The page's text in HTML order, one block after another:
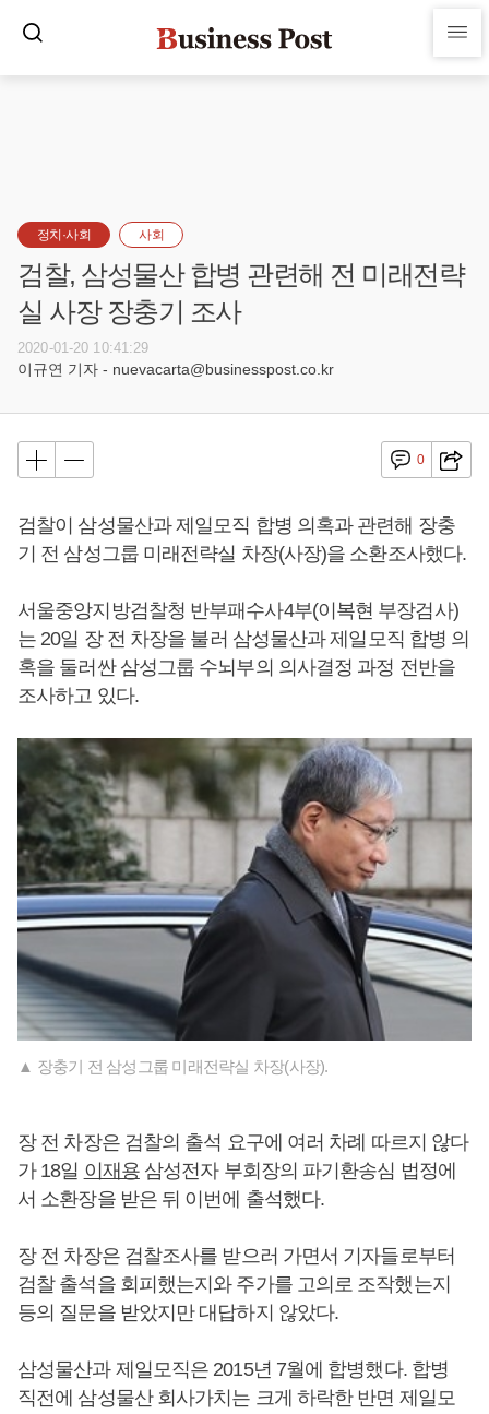
정치·사회 사회
검찰, 삼성물산 합병 관련해 전 미래전략
실 사장 장충기 조사
2020-01-20 10:41:29
이규연 기자 - nuevacarta@businesspost.co.kr
0
검찰이 삼성물산과 제일모직 합병 의혹과 관련해 장충
기 전 삼성그룹 미래전략실 차장(사장)을 소환조사했다.
서울중앙지방검찰청 반부패수사4부(이복현 부장검사)
는 20일 장 전 차장을 불러 삼성물산과 제일모직 합병 의
혹을 둘러싼 삼성그룹 수뇌부의 의사결정 과정 전반을
조사하고 있다.
▲ 장충기 전 삼성그룹 미래전략실 차장(사장).
장 전 차장은 검찰의 출석 요구에 여러 차례 따르지 않다
가 18일 이재용삼성전자 부회장의 파기환송심 법정에
서 소환장을 받은 뒤 이번에 출석했다.
장 전 차장은 검찰조사를 받으러 가면서 기자들로부터
검찰 출석을 회피했는지와 주가를 고의로 조작했는지
등의 질문을 받았지만 대답하지 않았다.
삼성물산과 제일모직은 2015년 7월에 합병했다. 합병
직전에 삼성물산 회사가치는 크게 하락한 반면 제일모